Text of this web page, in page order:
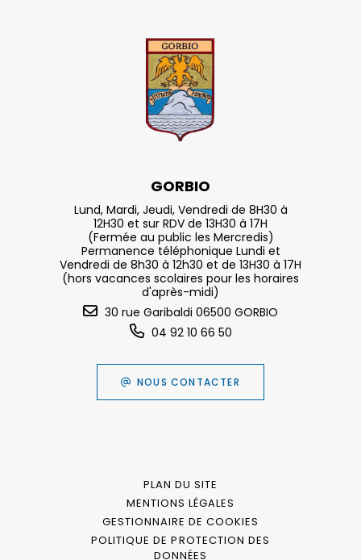
GORBIO
Lund, Mardi, Jeudi, Vendredi de 8H30 à
12H30 et sur RDV de 13H30 à 17H
(Fermée au public les Mercredis)
Permanence téléphonique Lundi et
Vendredi de 8h30 à 12h30 et de 13H30 à 17H
(hors vacances scolaires pour les horaires
d'après-midi)
30 rue Garibaldi 06500 GORBIO
04 92 10 66 50
NOUS CONTACTER
PLAN DU SITE
MENTIONS LÉGALES
GESTIONNAIRE DE COOKIES
POLITIQUE DE PROTECTION DES
DONNÉES